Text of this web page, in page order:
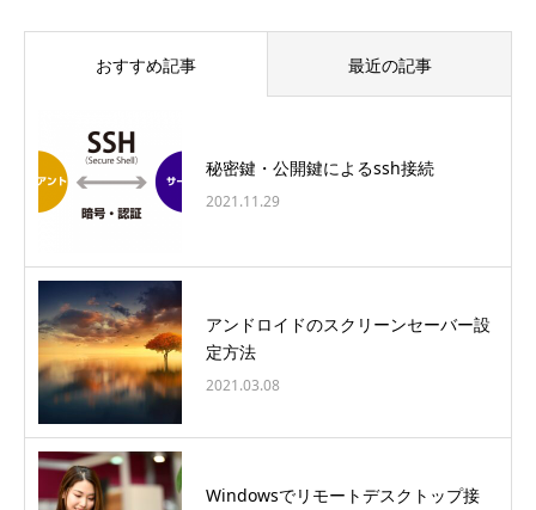
おすすめ記事 最近の記事
秘密鍵・公開鍵によるssh接続
2021.11.29
アンドロイドのスクリーンセーバー設
定方法
2021.03.08
Windowsでリモートデスクトップ接